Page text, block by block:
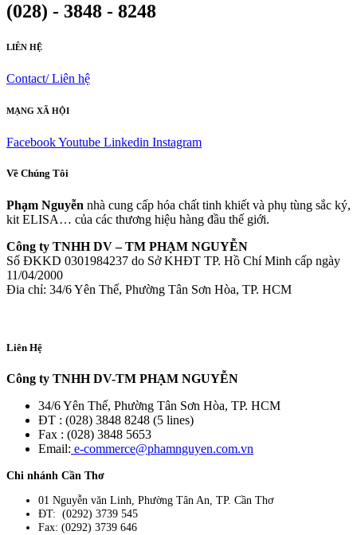
(028) - 3848 - 8248
LIÊN HỆ
Contact/ Liên hệ
MẠNG XÃ HỘI
FacebookYoutube Linkedin Instagram
Về Chúng Tôi
Phạm Nguyễn nhà cung cấp hóa chất tinh khiết và phụ tùng sắc ký,
kit ELISA… của các thương hiệu hàng đầu thế giới.
Công ty TNHH DV – TM PHẠM NGUYỄN
Số ĐKKD 0301984237 do Sở KHĐT TP. Hồ Chí Minh cấp ngày
11/04/2000
Đia chỉ: 34/6 Yên Thế, Phường Tân Sơn Hòa, TP. HCM
Liên Hệ
Công ty TNHH DV-TM PHẠM NGUYỄN
34/6 Yên Thế, Phường Tân Sơn Hòa, TP. HCM
ĐT : (028) 3848 8248 (5 lines)
Fax : (028) 3848 5653
Email: e-commerce@phamnguyen.com.vn
Chi nhánh Cần Thơ
01 Nguyễn văn Linh, Phường Tân An, TP. Cần Thơ
ĐT: (0292) 3739 545
Fax: (0292) 3739 646